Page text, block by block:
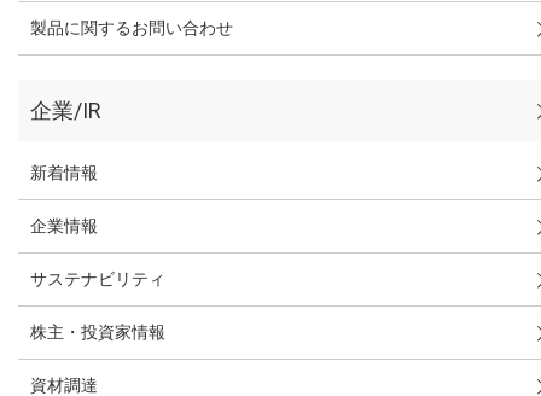
製品に関するお問い合わせ
企業/IR
新着情報
企業情報
サステナビリティ
株主・投資家情報
資材調達